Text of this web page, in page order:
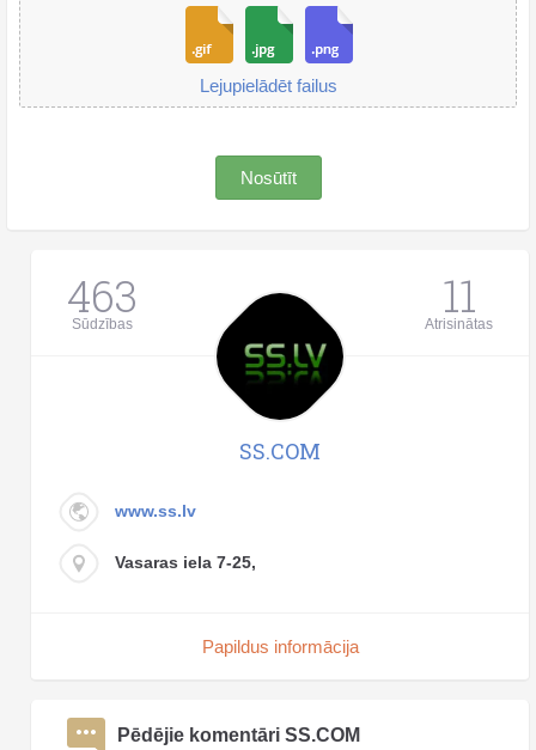
Lejupielādēt failus
Nosūtīt
463
Sūdzības 11
Atrisinātas
SS.COM
www.ss.lv
Vasaras iela 7-25,
Papildus informācija
Pēdējie komentāri SS.COM